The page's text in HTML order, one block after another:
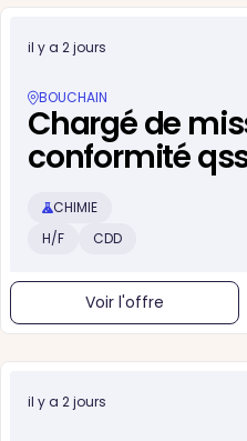
il y a 2 jours
BOUCHAIN
Chargé de
conformité
CHIMIE
H/F
CDD
Voir l'offre
il y a 2 jours